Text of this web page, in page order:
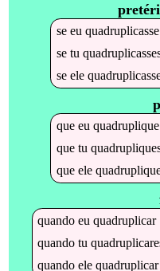
se eu quadruplicasse
se tu
se ele
que eu quadruplique
que tu
que ele
quandoeuquadruplicar
quandotu
quandoelequadruplicar